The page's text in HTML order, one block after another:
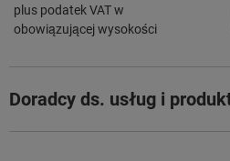
plus podatek VAT w
obowiązującej wysokości
Doradcy ds. usług i